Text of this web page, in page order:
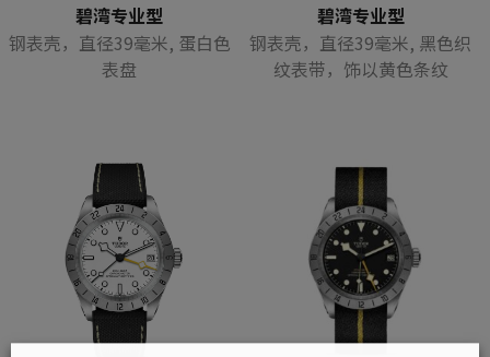
碧湾专业型
钢表壳，直径39毫米, 蛋白色
表盘
碧湾专业型
钢表壳，直径39毫米, 黑色织
纹表带，饰以黄色条纹